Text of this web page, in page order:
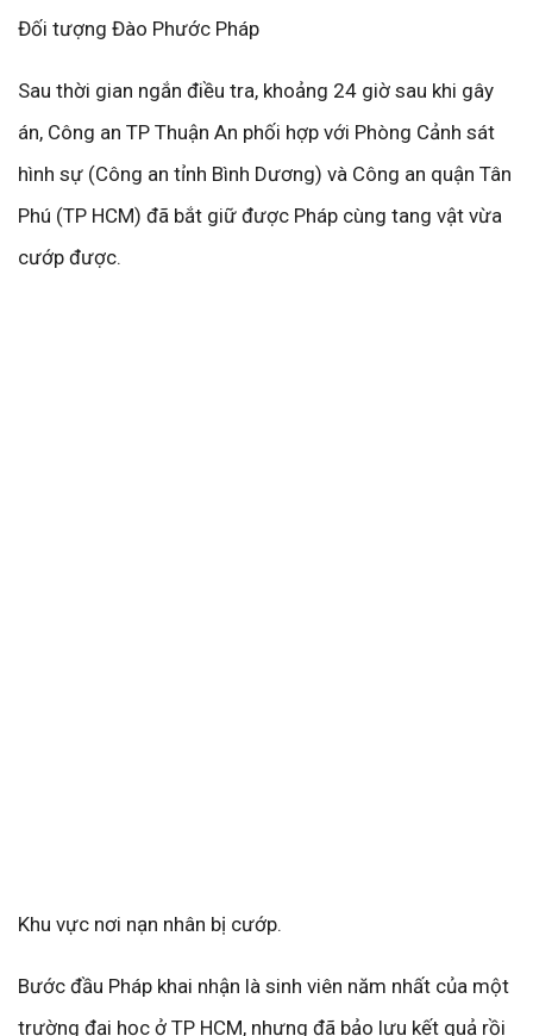
Đối tượng Đào Phước Pháp
Sau thời gian ngắn điều tra, khoảng 24 giờ sau khi gây
án, Công an TP Thuận An phối hợp với Phòng Cảnh sát
hình sự (Công an tỉnh Bình Dương) và Công an quận Tân
Phú (TP HCM) đã bắt giữ được Pháp cùng tang vật vừa
cướp được.
Khu vực nơi nạn nhân bị cướp.
Bước đầu Pháp khai nhận là sinh viên năm nhất của một
trường đại học ở TP HCM, nhưng đã bảo lưu kết quả rồi